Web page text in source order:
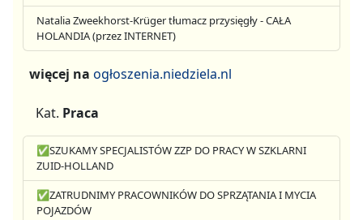
Natalia Zweekhorst-Krüger tłumacz przysięgły - CAŁA
HOLANDIA (przez INTERNET)
więcej na ogłoszenia.niedziela.nl
Kat. Praca
✅SZUKAMY SPECJALISTÓW ZZP DO PRACY W SZKLARNI
ZUID-HOLLAND
✅ZATRUDNIMY PRACOWNIKÓW DO SPRZĄTANIA I MYCIA
POJAZDÓW